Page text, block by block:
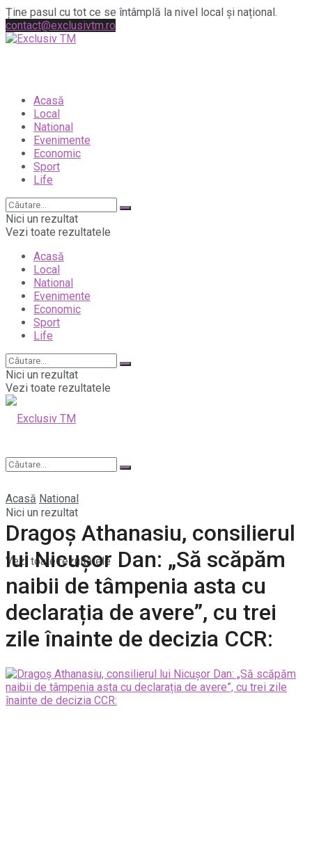
Ține pasul cu tot ce se întâmplă la nivel local și național.
contact@exclusivtm.ro
Acasă
Local
National
Evenimente
Economic
Sport
Life
Nici un rezultat
Vezi toate rezultatele
Acasă
Local
National
Evenimente
Economic
Sport
Life
Nici un rezultat
Vezi toate rezultatele
Nici un rezultat
Vezi toate rezultatele
Acasă National
Dragoș Athanasiu, consilierul
lui Nicușor Dan: „Să scăpăm
naibii de tâmpenia asta cu
declarația de avere”, cu trei
zile înainte de decizia CCR: